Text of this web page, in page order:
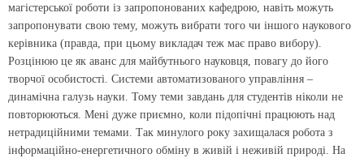
магістерської роботи із запропонованих кафедрою, навіть можуть
запропонувати свою тему, можуть вибрати того чи іншого наукового
керівника (правда, при цьому викладач теж має право вибору).
Розцінюю це як аванс для майбутнього науковця, повагу до його
творчої особистості. Системи автоматизованого управління –
динамічна галузь науки. Тому теми завдань для студентів ніколи не
повторюються. Мені дуже приємно, коли підопічні працюють над
нетрадиційними темами. Так минулого року захищалася робота з
інформаційно-енергетичного обміну в живій і неживій природі. На